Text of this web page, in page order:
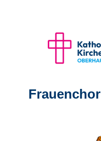
Frauenchor